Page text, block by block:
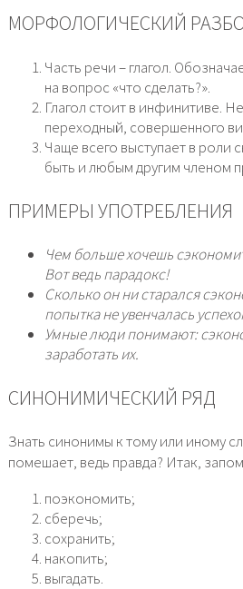
МОРФОЛОГИЧЕСКИЙ
Часть речи – глагол.
на вопрос «что сделать?».
Глагол стоит в инфинитиве.
переходный, совершенного
Чаще всего выступает в роли
быть и любым другим членом
ПРИМЕРЫ УПОТРЕБЛЕНИЯ
Чем больше хочешь
Вот ведь парадокс!
Сколько он ни старался
попытка не увенчалась
Умные люди понимают:
заработать их.
СИНОНИМИЧЕСКИЙ РЯД
Знать синонимы к тому или иному
помешает, ведь правда? Итак,
поэкономить;
сберечь;
сохранить;
накопить;
выгадать.